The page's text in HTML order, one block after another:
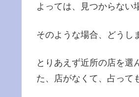
よっては、見つからない
そのような場合、どうし
とりあえず近所の店を選
た、店がなくて、占って